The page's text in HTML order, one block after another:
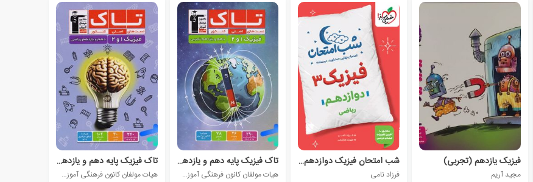
فیزیک یازدهم (تجربی)
مجید آریم
شب امتحان فیزیک دوازدهم ریاضی
فرزاد نامی
تاک فیزیک پایه دهم و یازدهم رشته تجربی
هیات مولفان کانون فرهنگی آموزش (قلم چی)
تاک فیزیک پایه دهم و یازدهم رشته ریاضی
هیات مولفان کانون فرهنگی آموزش (قلم چی)